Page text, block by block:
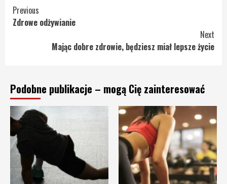
Continue
Reading
Previous
Zdrowe odżywianie
Next
Mając dobre zdrowie, będziesz miał lepsze życie
Podobne publikacje – mogą Cię zainteresować